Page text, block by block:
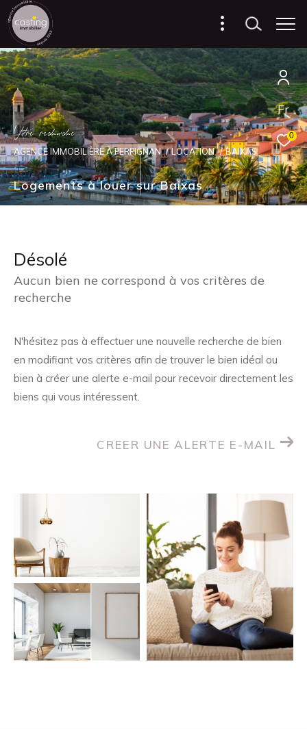
Fr
0
Vore recece
AGENCE IMMOBILIÈRE À PERPIGNAN LOCATION BAIXAS
Logements à louer sur Baixas
Désolé
Aucun bien ne correspond à vos critères de
recherche
N'hésitez pas à effectuer une nouvelle recherche de bien
en modifiant vos critères afin de trouver le bien idéal ou
bien à créer une alerte e-mail pour recevoir directement les
biens qui vous intéressent.
CREER UNE ALERTE E-MAIL